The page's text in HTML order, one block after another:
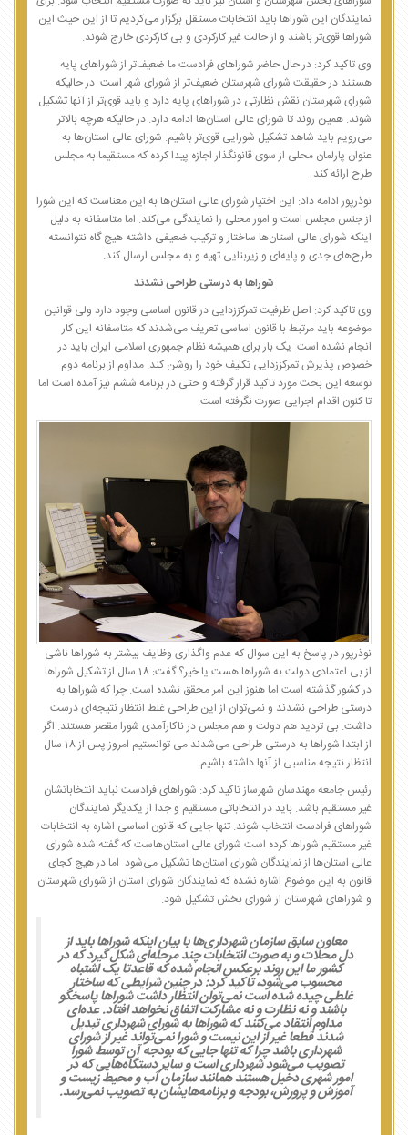
نمایندگان این شوراها باید انتخابات مستقل برگزار می‌کردیم تا از این حیث این
شوراها قوی‌تر باشند و از حالت غیر کارکردی و بی کارکردی خارج شوند.
وی تاکید کرد: در حال حاضر شوراهای فرادست ما ضعیف‌تر از شوراهای پایه
هستند در حقیقت شورای شهرستان ضعیف‌تر از شورای شهر است. در حالیکه
شورای شهرستان نقش نظارتی در شوراهای پایه دارد و باید قوی‌تر از آنها تشکیل
شوند. همین روند تا شورای عالی استان‌ها ادامه دارد. در حالیکه هرچه بالاتر
می‌رویم باید شاهد تشکیل شورایی قوی‌تر باشیم. شورای عالی استان‌ها به
عنوان پارلمان محلی از سوی قانونگذار اجازه پیدا کرده که مستقیما به مجلس
طرح ارائه کند.
نوذرپور ادامه داد: این اختیار شورای عالی استان‌ها به این معناست که این شورا
از جنس مجلس است و امور محلی را نمایندگی می‌کند. اما متاسفانه به دلیل
اینکه شورای عالی استان‌ها ساختار و ترکیب ضعیفی داشته هیچ گاه نتوانسته
طرح‌های جدی و پایه‌ای و زیربنایی تهیه و به مجلس ارسال کند.
شوراها به درستی طراحی نشدند
وی تاکید کرد: اصل ظرفیت تمرکززدایی در قانون اساسی وجود دارد ولی قوانین
موضوعه باید مرتبط با قانون اساسی تعریف می‌شدند که متاسفانه این کار
انجام نشده است. یک بار برای همیشه نظام جمهوری اسلامی ایران باید در
خصوص پذیرش تمرکززدایی تکلیف خود را روشن کند. مداوم از برنامه دوم
توسعه این بحث مورد تاکید قرار گرفته و حتی در برنامه ششم نیز آمده است اما
تا کنون اقدام اجرایی صورت نگرفته است.
نوذرپور در پاسخ به این سوال که عدم واگذاری وظایف بیشتر به شوراها ناشی
از بی اعتمادی دولت به شوراها هست یا خیر؟ گفت: 18 سال از تشکیل شوراها
در کشور گذشته است اما هنوز این امر محقق نشده است. چرا که شوراها به
درستی طراحی نشدند و نمی‌توان از این طراحی غلط انتظار نتیجه‌ای درست
داشت. بی تردید هم دولت و هم مجلس در ناکارآمدی شورا مقصر هستند. اگر
از ابتدا شوراها به درستی طراحی می‌شدند می توانستیم امروز پس از 18 سال
انتظار نتیجه مناسبی از آنها داشته باشیم.
رئیس جامعه مهندسان شهرساز تاکید کرد: شوراهای فرادست نباید انتخاباتشان
غیر مستقیم باشد. باید در انتخاباتی مستقیم و جدا از یکدیگر نمایندگان
شوراهای فرادست انتخاب شوند. تنها جایی که قانون اساسی اشاره به انتخابات
غیر مستقیم شوراها کرده است شورای عالی استان‌هاست که گفته شده شورای
عالی استان‌ها از نمایندگان شورای استان‌ها تشکیل می‌شود. اما در هیچ کجای
قانون به این موضوع اشاره نشده که نمایندگان شورای استان از شورای شهرستان
و شوراهای شهرستان از شورای بخش تشکیل شود.
معاون سابق سازمان شهرداری‌ها با بیان اینکه شوراها باید از
دل محلات و به صورت انتخابات چند مرحله‌ای شکل گیرد که در
کشور ما این روند برعکس انجام شده که قاعدتا یک اشتباه
محسوب می‌شود، تاکید کرد: در چنین شرایطی که ساختار
غلطی چیده شده است نمی‌توان انتظار داشت شوراها پاسخگو
باشند و نه نظارت و نه مشارکت اتفاق نخواهد افتاد. عده‌ای
مداوم انتقاد می‌کنند که شوراها به شورای شهرداری تبدیل
شدند قطعا غیر از این نیست و شورا نمی‌تواند غیر از شورای
شهرداری باشد چرا که تنها جایی که بودجه آن توسط شورا
تصویب می‌شود شهرداری است و سایر دستگاه‌هایی که در
امور شهری دخیل هستند همانند سازمان آب و محیط زیست و
آموزش و پرورش، بودجه و برنامه‌هایشان به تصویب نمی‌رسد.